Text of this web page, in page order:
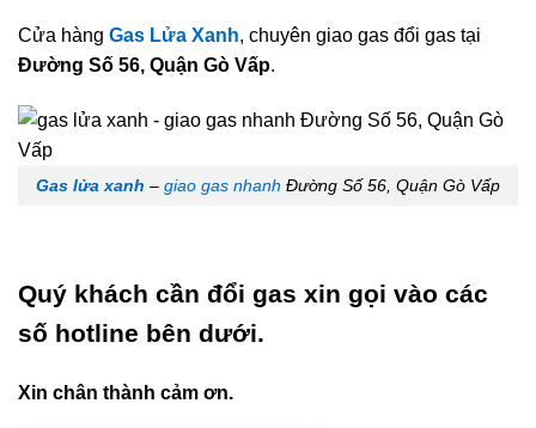
Cửa hàng Gas Lửa Xanh, chuyên giao gas đổi gas tại
Đường Số 56, Quận Gò Vấp.
Gas lửa xanh – giao gas nhanh Đường Số 56, Quận Gò Vấp
Quý khách cần đổi gas xin gọi vào các
số hotline bên dưới.
Xin chân thành cảm ơn.